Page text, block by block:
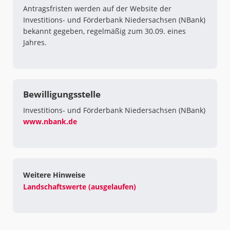
Antragsfristen werden auf der Website der
Investitions- und Förderbank Niedersachsen (NBank)
bekannt gegeben, regelmäßig zum 30.09. eines
Jahres.
Bewilligungsstelle
Investitions- und Förderbank Niedersachsen (NBank)
www.nbank.de
Weitere Hinweise
Landschaftswerte (ausgelaufen)